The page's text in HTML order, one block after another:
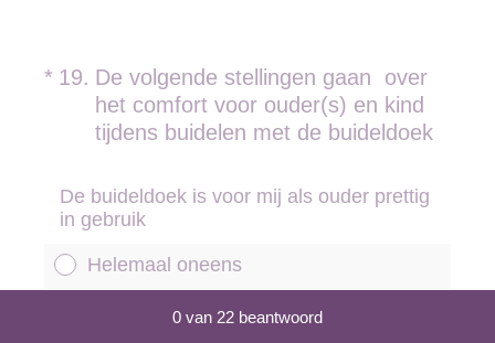
* 19. De volgende stellingen gaan over
het comfort voor ouder(s) en kind
tijdens buidelen met de buideldoek
(Vereist.)
De buideldoek is voor mij als ouder prettig
in gebruik
Helemaal oneens
Huidige voortgang,
0 van 22 beantwoord